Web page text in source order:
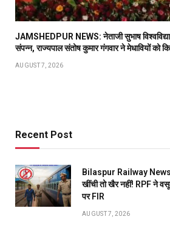
JAMSHEDPUR NEWS: नेताजी सुभाष
संपन्न, राज्यपाल संतोष कुमार गंगवार ने मेधावियों को
AUGUST 7, 2026
Recent Post
Bilaspur Railway
खींची तो खैर नहीं! RPF ने
पर FIR
AUGUST 7, 2026